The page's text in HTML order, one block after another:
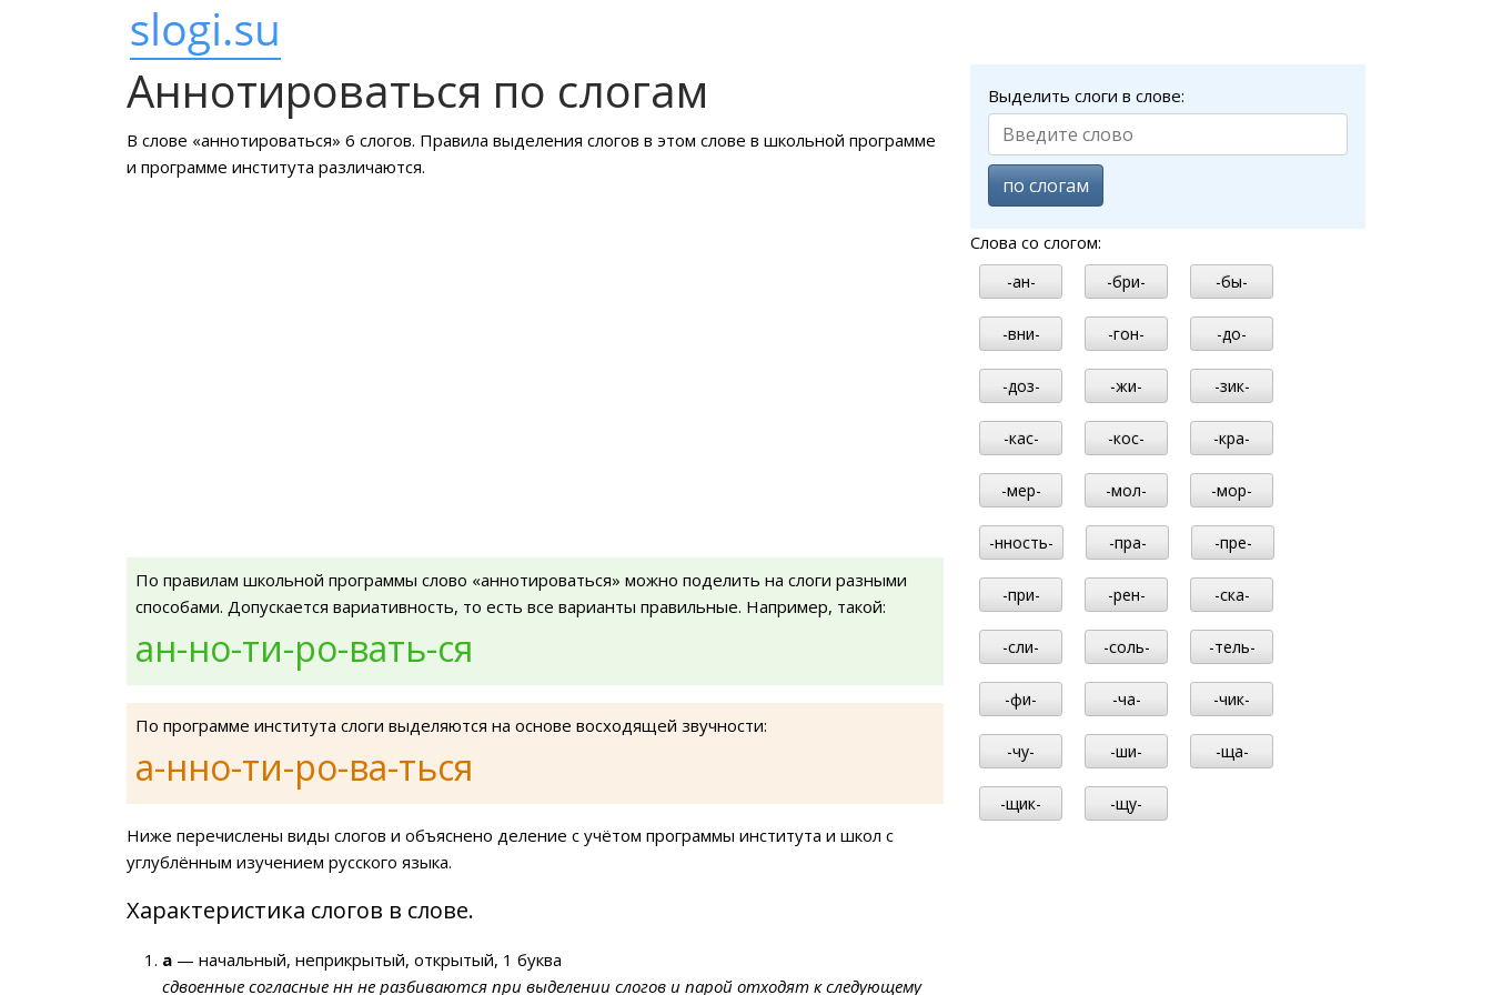
Аннотироваться по слогам
В слове «аннотироваться» 6 слогов. Правила выделения слогов в этом слове в школьной программе
и программе института различаются.
По правилам школьной программы слово «аннотироваться» можно поделить на слоги разными
способами. Допускается вариативность, то есть все варианты правильные. Например, такой:
ан-но-ти-ро-вать-ся
По программе института слоги выделяются на основе восходящей звучности:
а-нно-ти-ро-ва-ться
Ниже перечислены виды слогов и объяснено деление с учётом программы института и школ с
углублённым изучением русского языка.
Характеристика слогов в слове.
а — начальный, неприкрытый, открытый, 1 буква
сдвоенные согласные нн не разбиваются при выделении слогов и парой отходят к следующему
Выделить слоги в слове:
по слогам
Слова со слогом:
-ан- -бри- -бы-
-вни- -гон- -до-
-доз- -жи- -зик-
-кас- -кос- -кра-
-мер- -мол- -мор-
-нность- -пра- -пре-
-при- -рен- -ска-
-сли- -соль- -тель-
-фи- -ча- -чик-
-чу- -ши- -ща-
-щик- -щу-